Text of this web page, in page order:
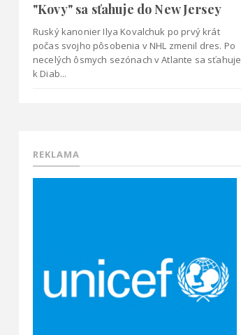
"Kovy" sa sťahuje do New Jersey
Ruský kanonier Ilya Kovalchuk po prvý krát
počas svojho pôsobenia v NHL zmenil dres. Po
necelých ôsmych sezónach v Atlante sa sťahuje
k Diab...
REKLAMA